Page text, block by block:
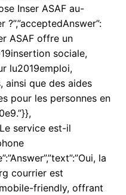
Inser ASAF au-
ASAF offre un
sociale,
lu2019emploi,
ainsi que des aides
pour les personnes en
service est-il
la
courrier est
friendly, offrant